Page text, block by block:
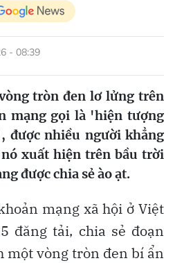
- 08:39
tròn đen lơ lửng trên
mạng gọi là 'hiện tượng
được nhiều người khẳng
xuất hiện trên bầu trời
được chia sẻ ào ạt.
mạng xã hội ở Việt
đăng tải, chia sẻ đoạn
một vòng tròn đen bí ẩn